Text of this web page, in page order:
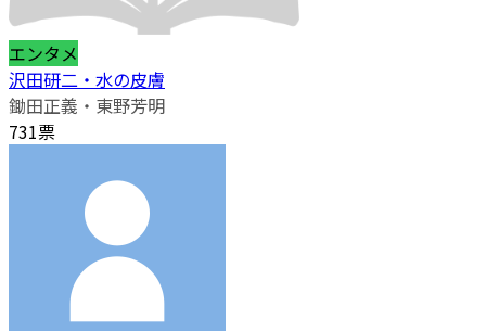
エンタメ
沢田研二・水の皮膚
鋤田正義・東野芳明
731票